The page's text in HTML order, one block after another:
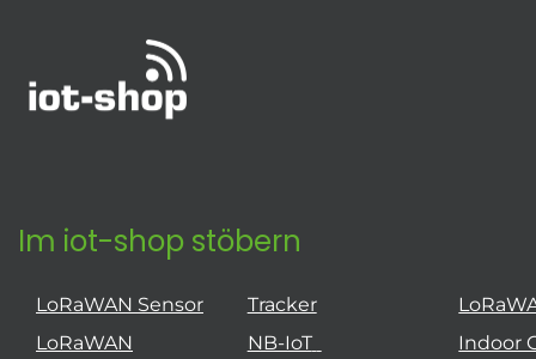
Im iot-shop stöbern
LoRaWAN Sensor
LoRaWAN
Tracker
NB-IoT
Indoor